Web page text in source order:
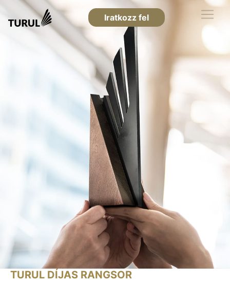
Iratkozz fel
TURUL DÍJAS RANGSOR